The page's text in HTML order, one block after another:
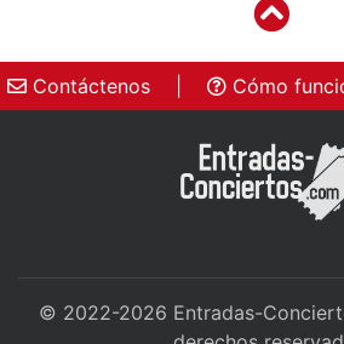
Contáctenos Cómo
© 2022-2026 Entradas-